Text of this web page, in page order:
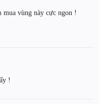
vùng này cực ngon !
!